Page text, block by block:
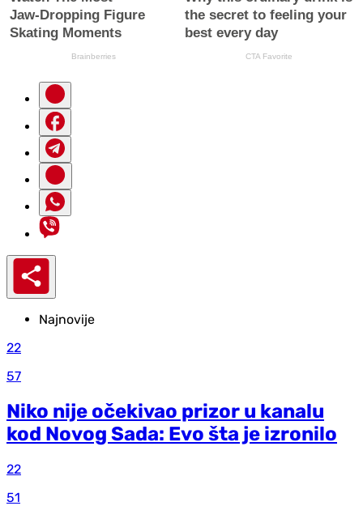
Najnovije
22
57
Niko nije očekivao prizor u kanalu
kod Novog Sada: Evo šta je izronilo
22
51